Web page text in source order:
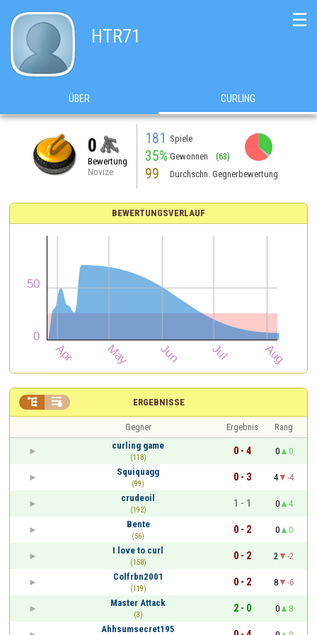
HTR71
☰
ÜBER CURLING
0
Bewertung
Novize
181 Spiele
35% Gewonnen (63)
99 Durchschn. Gegnerbewertung
BEWERTUNGSVERLAUF
ERGEBNISSE
 
Gegner Ergebnis
Rang
curling game
(118)
0 - 4 0
0
Squiquagg
(99)
0 - 3 4
-4
crudeoil
(192)
1 - 1 0
4
Bente
(56)
0 - 2 0
0
I love to curl
(158)
0 - 2 2
-2
Colfrbn2001
(119)
0 - 2 8
-6
Master Attack
(3)
2 - 0 0
8
Ahhsumsecret195